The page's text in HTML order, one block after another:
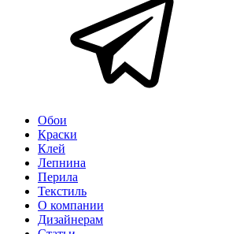
Обои
Краски
Клей
Лепнина
Перила
Текстиль
О компании
Дизайнерам